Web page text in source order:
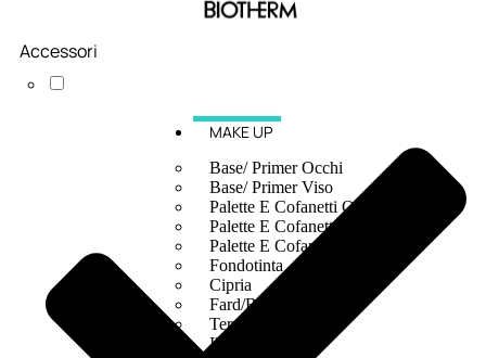
MAKE UP
Base/ Primer Occhi
Base/ Primer Viso
Palette E Cofanetti Occhi
Palette E Cofanetti Viso
Palette E Cofanetti Labbra
Fondotinta
Cipria
Fard/Blush
Terre Abbronzanti
Illuminante Viso
Accessori